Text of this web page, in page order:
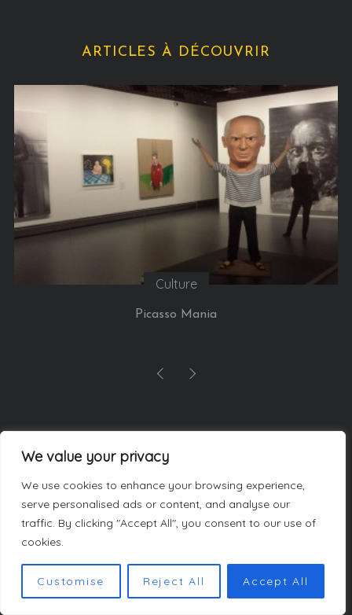
We value your privacy
We use cookies to enhance your browsing experience,
serve personalised ads or content, and analyse our
traffic. By clicking "Accept All", you consent to our use of
cookies.
Customise Reject All Accept All
ARTICLES À DÉCOUVRIR
Culture
Picasso Mania